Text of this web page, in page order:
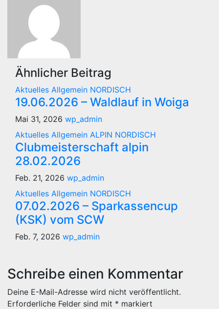
Ähnlicher Beitrag
Aktuelles Allgemein NORDISCH
19.06.2026 – Waldlauf in Woiga
Mai 31, 2026 wp_admin
Aktuelles Allgemein ALPIN NORDISCH
Clubmeisterschaft alpin
28.02.2026
Feb. 21, 2026 wp_admin
Aktuelles Allgemein NORDISCH
07.02.2026 – Sparkassencup
(KSK) vom SCW
Feb. 7, 2026 wp_admin
Schreibe einen Kommentar
Deine E-Mail-Adresse wird nicht veröffentlicht.
Erforderliche Felder sind mit * markiert